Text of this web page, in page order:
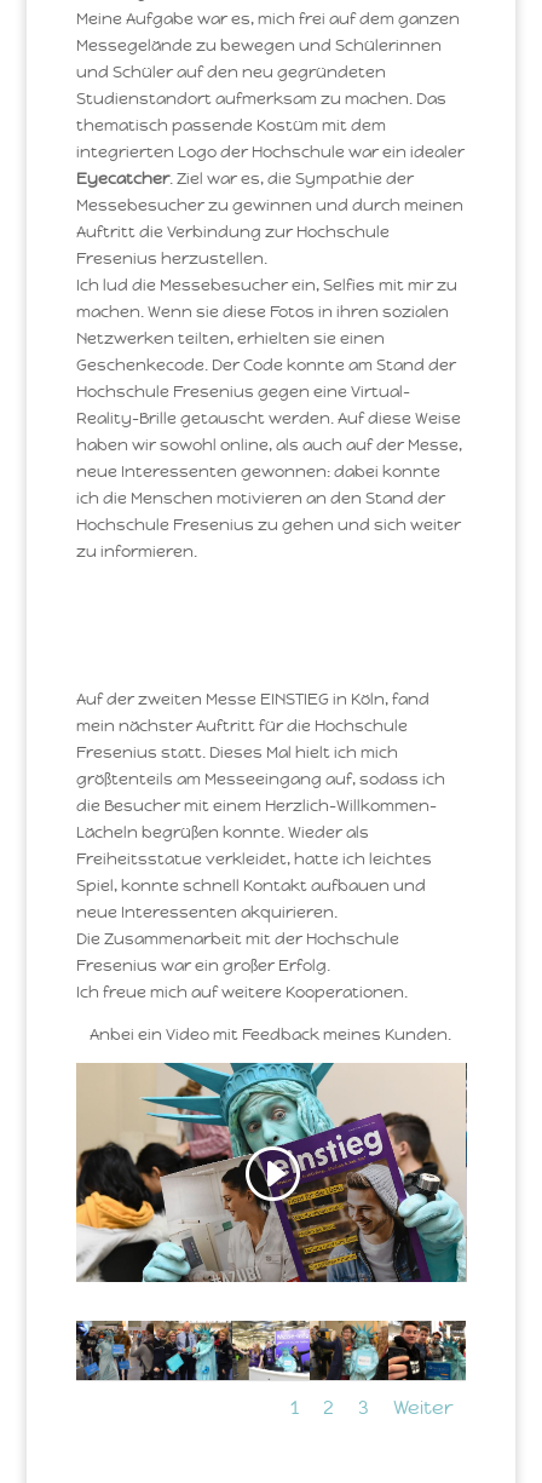
Meine Aufgabe war es, mich frei auf dem ganzen
Messegelände zu bewegen und Schülerinnen
und Schüler auf den neu gegründeten
Studienstandort aufmerksam zu machen. Das
thematisch passende Kostüm mit dem
integrierten Logo der Hochschule war ein idealer
Eyecatcher. Ziel war es, die Sympathie der
Messebesucher zu gewinnen und durch meinen
Auftritt die Verbindung zur Hochschule
Fresenius herzustellen.
Ich lud die Messebesucher ein, Selfies mit mir zu
machen. Wenn sie diese Fotos in ihren sozialen
Netzwerken teilten, erhielten sie einen
Geschenkecode. Der Code konnte am Stand der
Hochschule Fresenius gegen eine Virtual-
Reality-Brille getauscht werden. Auf diese Weise
haben wir sowohl online, als auch auf der Messe,
neue Interessenten gewonnen: dabei konnte
ich die Menschen motivieren an den Stand der
Hochschule Fresenius zu gehen und sich weiter
zu informieren.
Auf der zweiten Messe EINSTIEG in Köln, fand
mein nächster Auftritt für die Hochschule
Fresenius statt. Dieses Mal hielt ich mich
größtenteils am Messeeingang auf, sodass ich
die Besucher mit einem Herzlich-Willkommen-
Lächeln begrüßen konnte. Wieder als
Freiheitsstatue verkleidet, hatte ich leichtes
Spiel, konnte schnell Kontakt aufbauen und
neue Interessenten akquirieren.
Die Zusammenarbeit mit der Hochschule
Fresenius war ein großer Erfolg.
Ich freue mich auf weitere Kooperationen.
Anbei ein Video mit Feedback meines Kunden.
1 2 3 Weiter